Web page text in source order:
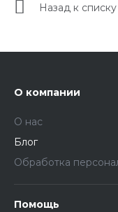
Назад к списку
О компании
О нас
Блог
Обработка
Помощь